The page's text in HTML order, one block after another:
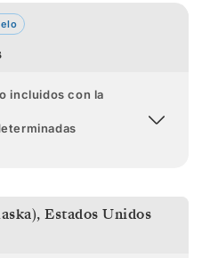
incluidos con la
, Estados Unidos